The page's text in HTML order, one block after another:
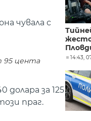
чувала с
95 цента
за 125
праг.
14:43,